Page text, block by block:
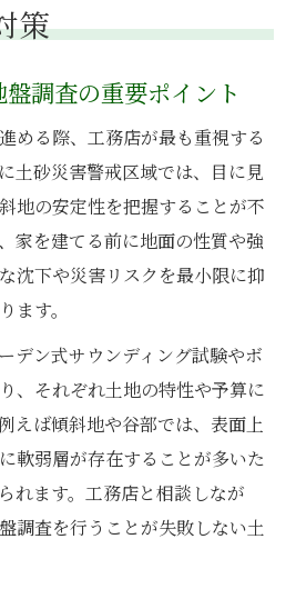
策
調査の重要ポイント
める際、工務店が最も重視する
土砂災害警戒区域では、目に見
地の安定性を把握することが不
家を建てる前に地面の性質や強
沈下や災害リスクを最小限に抑
ます。
デン式サウンディング試験やボ
、それぞれ土地の特性や予算に
えば傾斜地や谷部では、表面上
軟弱層が存在することが多いた
れます。工務店と相談しなが
調査を行うことが失敗しない土